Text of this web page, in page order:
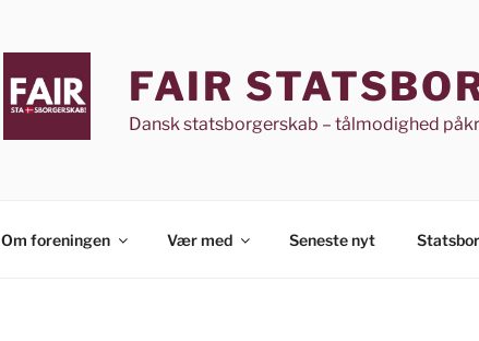
FAIR
Dansk statsborgerskab – tålmodighed
Om foreningen Vær med Seneste nyt